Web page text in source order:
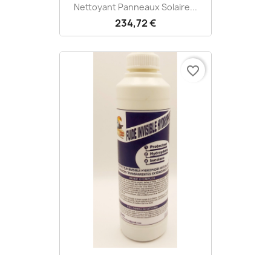
Nettoyant Panneaux Solaire...
234,72 €
favorite_border